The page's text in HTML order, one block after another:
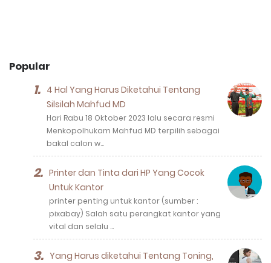
Popular
4 Hal Yang Harus Diketahui Tentang
Silsilah Mahfud MD
Hari Rabu 18 Oktober 2023 lalu secara resmi
Menkopolhukam Mahfud MD terpilih sebagai
bakal calon w…
Printer dan Tinta dari HP Yang Cocok
Untuk Kantor
printer penting untuk kantor (sumber :
pixabay) Salah satu perangkat kantor yang
vital dan selalu …
Yang Harus diketahui Tentang Toning,